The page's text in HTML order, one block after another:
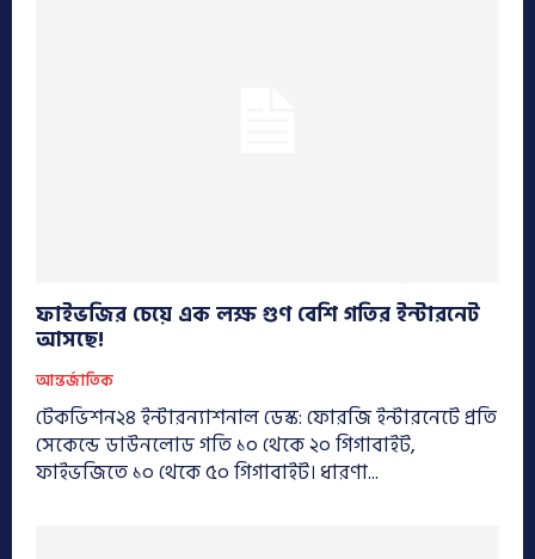
ফাইভজির চেয়ে এক লক্ষ গুণ বেশি গতির ইন্টারনেট
আসছে!
আন্তর্জাতিক
টেকভিশন২৪ ইন্টারন্যাশনাল ডেস্ক: ফোরজি ইন্টারনেটে প্রতি
সেকেন্ডে ডাউনলোড গতি ১০ থেকে ২০ গিগাবাইট,
ফাইভজিতে ১০ থেকে ৫০ গিগাবাইট। ধারণা...